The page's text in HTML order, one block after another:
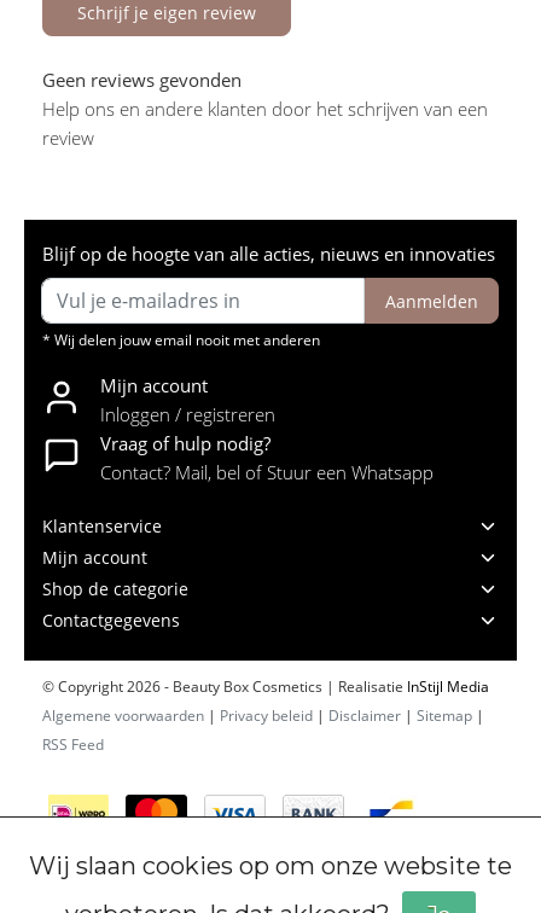
Schrijf je eigen review
Geen reviews gevonden
Help ons en andere klanten door het schrijven van een
review
Blijf op de hoogte van alle acties, nieuws en innovaties
Aanmelden
* Wij delen jouw email nooit met anderen
Mijn account
Inloggen / registreren
Vraag of hulp nodig?
Contact? Mail, bel of Stuur een Whatsapp
Klantenservice
Mijn account
Shop de categorie
Contactgegevens
© Copyright 2026 - Beauty Box Cosmetics | Realisatie InStijl Media
Algemene voorwaarden | Privacy beleid | Disclaimer | Sitemap |
RSS Feed
Wij slaan cookies op om onze website te